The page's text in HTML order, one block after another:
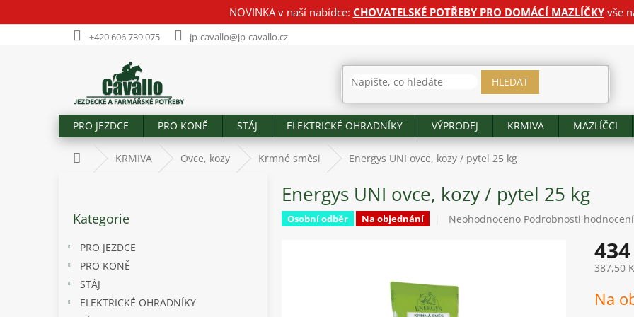
NOVINKA v naší nabídce: CHOVATELSKÉ POTŘEBY PRO DOMÁCÍ MAZLÍČKYvše
+420 606 739 075 jp-cavallo@jp-cavallo.cz
HLEDAT
PRO JEZDCE PRO KONĚ STÁJ ELEKTRICKÉ OHRADNÍKY VÝPRODEJ KRMIVA MAZLÍČCI
Domů KRMIVA Ovce, kozy Krmné směsi Energys UNI ovce, kozy / pytel 25 kg
kategorie
Kategorie
PRO JEZDCE
PRO KONĚ
STÁJ
ELEKTRICKÉ OHRADNÍKY
Energys UNI ovce, kozy / pytel 25 kg
Osobní odběr Na objednání
Průměrné
z
hvězdiček.
Neohodnoceno Podrobnosti hodnocení
387,50
cena:
Na